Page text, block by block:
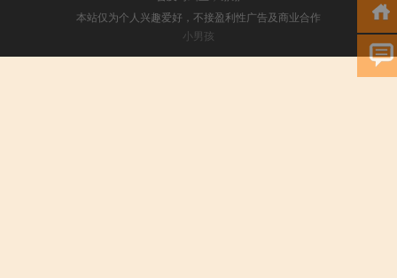
本站仅为个人兴趣爱好，不接盈利性广告及商业合作
小男孩